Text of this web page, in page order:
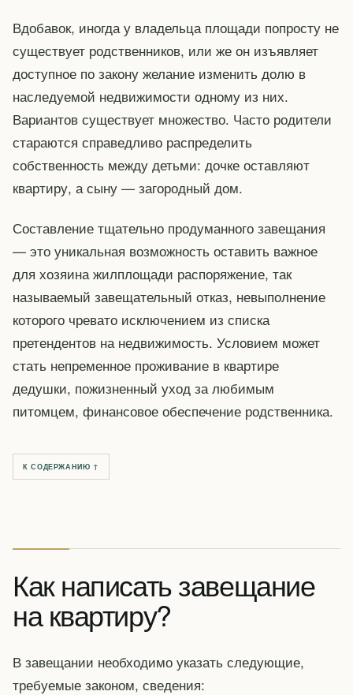
Вдобавок, иногда у владельца площади попросту не
существует родственников, или же он изъявляет
доступное по закону желание изменить долю в
наследуемой недвижимости одному из них.
Вариантов существует множество. Часто родители
стараются справедливо распределить
собственность между детьми: дочке оставляют
квартиру, а сыну — загородный дом.
Составление тщательно продуманного завещания
— это уникальная возможность оставить важное
для хозяина жилплощади распоряжение, так
называемый завещательный отказ, невыполнение
которого чревато исключением из списка
претендентов на недвижимость. Условием может
стать непременное проживание в квартире
дедушки, пожизненный уход за любимым
питомцем, финансовое обеспечение родственника.
К СОДЕРЖАНИЮ ↑
Как написать завещание
на квартиру?
В завещании необходимо указать следующие,
требуемые законом, сведения: